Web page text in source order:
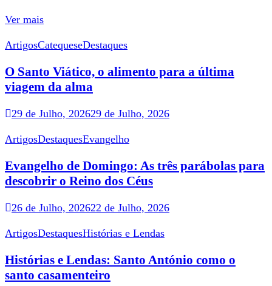
Ver mais
ArtigosCatequeseDestaques
O Santo Viático, o alimento para a última
viagem da alma
29 de Julho, 202629 de Julho, 2026
ArtigosDestaquesEvangelho
Evangelho de Domingo: As três parábolas para
descobrir o Reino dos Céus
26 de Julho, 202622 de Julho, 2026
ArtigosDestaquesHistórias e Lendas
Histórias e Lendas: Santo António como o
santo casamenteiro